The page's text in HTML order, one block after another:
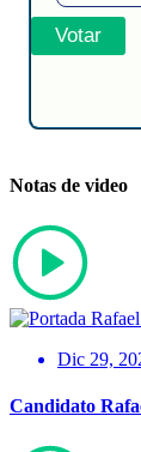
Notas de video
Dic 29,
Candidato